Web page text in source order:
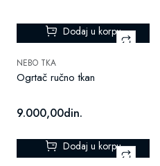
Dodaj u korpu
NEBO TKA
Ogrtač ručno tkan
9.000,00din.
Dodaj u korpu